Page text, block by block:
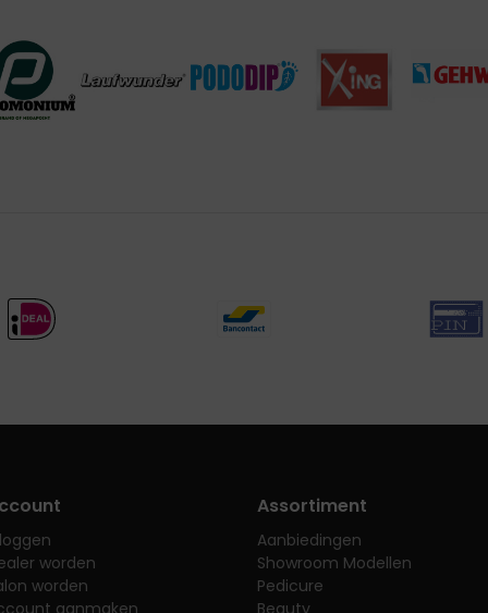
worden
worden
aanmaken
Assortiment
Aanbiedingen
Showroom Modellen
Pedicure
Beauty